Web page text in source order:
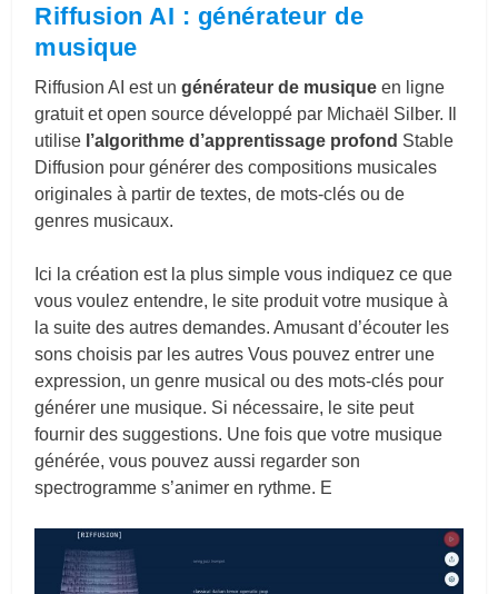
Riffusion AI : générateur de
musique
Riffusion AI est ungénérateur de musique en ligne
gratuit et open source développé par Michaël Silber. Il
utilise l’algorithme d’apprentissage profond Stable
Diffusion pour générer des compositions musicales
originales à partir de textes, de mots-clés ou de
genres musicaux.
Ici la création est la plus simple vous indiquez ce que
vous voulez entendre, le site produit votre musique à
la suite des autres demandes. Amusant d’écouter les
sons choisis par les autres Vous pouvez entrer une
expression, un genre musical ou des mots-clés pour
générer une musique. Si nécessaire, le site peut
fournir des suggestions. Une fois que votre musique
générée, vous pouvez aussi regarder son
spectrogramme s’animer en rythme. E